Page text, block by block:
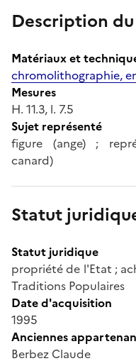
Description
Matériaux et
chromolithographie,
Mesures
H. 11.3, l. 7.5
Sujet représenté
figure (ange) ;
canard)
Statut
Statut juridique
propriété de l'Etat ;
Traditions Populaires
Date d'acquisition
1995
Anciennes
Berbez Claude